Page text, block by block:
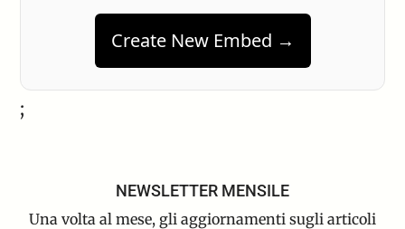
Create New Embed →
;
NEWSLETTER MENSILE
Una volta al mese, gli aggiornamenti sugli articoli